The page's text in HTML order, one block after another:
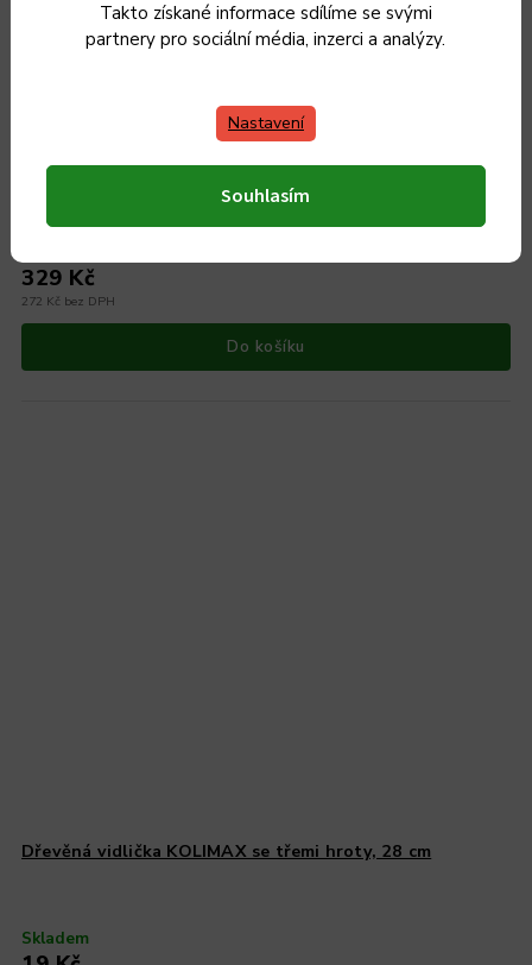
Takto získané informace sdílíme se svými
partnery pro sociální média, inzerci a analýzy.
Nastavení
Souhlasím
Řezná deska PORKERT 3 x ledvinka, k mlýnku č. 8 NEREZ
272 Kč bez DPH
329 Kč
Do košíku
Dřevěná vidlička KOLIMAX se třemi hroty, 28 cm
Skladem